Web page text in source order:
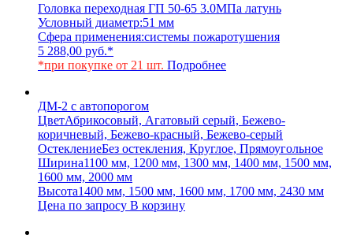
Головка переходная ГП 50-65 3.0МПа латунь
Условный диаметр:51 мм
Сфера применения:системы пожаротушения
5 288,00 руб.*
*при покупке от 21 шт. Подробнее
ДМ-2 с автопорогом
ЦветАбрикосовый, Агатовый серый, Бежево-
коричневый, Бежево-красный, Бежево-серый
ОстеклениеБез остекления, Круглое, Прямоугольное
Ширина1100 мм, 1200 мм, 1300 мм, 1400 мм, 1500 мм,
1600 мм, 2000 мм
Высота1400 мм, 1500 мм, 1600 мм, 1700 мм, 2430 мм
Цена по запросу В корзину